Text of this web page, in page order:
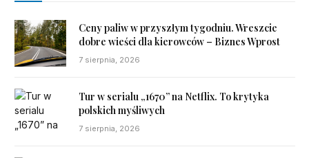
Ceny paliw w przyszłym tygodniu. Wreszcie
dobre wieści dla kierowców – Biznes Wprost
7 sierpnia, 2026
Tur w serialu „1670” na Netflix. To krytyka
polskich myśliwych
7 sierpnia, 2026